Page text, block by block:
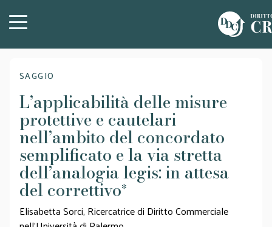
SAGGIO
L’applicabilità delle misure
protettive e cautelari
nell’ambito del concordato
semplificato e la via stretta
dell’analogia legis: in attesa
del correttivo*
Elisabetta Sorci, Ricercatrice di Diritto Commerciale